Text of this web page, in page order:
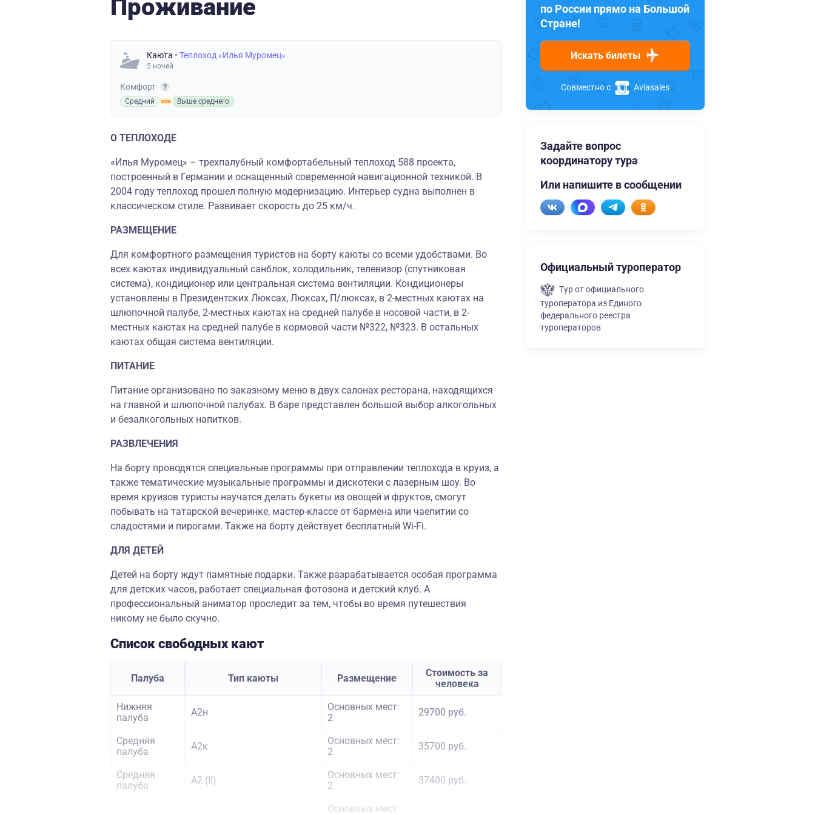
Проживание
Каюта • Теплоход «Илья Муромец»
5 ночей
Комфорт
Средний Выше среднего
О ТЕПЛОХОДЕ
«Илья Муромец» – трехпалубный комфортабельный теплоход 588 проекта,
построенный в Германии и оснащенный современной навигационной техникой. В
2004 году теплоход прошел полную модернизацию. Интерьер судна выполнен в
классическом стиле. Развивает скорость до 25 км/ч.
РАЗМЕЩЕНИЕ
Для комфортного размещения туристов на борту каюты со всеми удобствами. Во
всех каютах индивидуальный санблок, холодильник, телевизор (спутниковая
система), кондиционер или центральная система вентиляции. Кондиционеры
установлены в Президентских Люксах, Люксах, П/люксах, в 2-местных каютах на
шлюпочной палубе, 2-местных каютах на средней палубе в носовой части, в 2-
местных каютах на средней палубе в кормовой части №322, №323. В остальных
каютах общая система вентиляции.
ПИТАНИЕ
Питание организовано по заказному меню в двух салонах ресторана, находящихся
на главной и шлюпочной палубах. В баре представлен большой выбор алкогольных
и безалкогольных напитков.
РАЗВЛЕЧЕНИЯ
На борту проводятся специальные программы при отправлении теплохода в круиз, а
также тематические музыкальные программы и дискотеки с лазерным шоу. Во
время круизов туристы научатся делать букеты из овощей и фруктов, смогут
побывать на татарской вечеринке, мастер-классе от бармена или чаепитии со
сладостями и пирогами. Также на борту действует бесплатный Wi-Fi.
ДЛЯ ДЕТЕЙ
Детей на борту ждут памятные подарки. Также разрабатывается особая программа
для детских часов, работает специальная фотозона и детский клуб. А
профессиональный аниматор проследит за тем, чтобы во время путешествия
никому не было скучно.
Список свободных кают
Палуба Тип каюты Размещение
Стоимость за
человека
Нижняя
палуба
А2н
Основных мест:
2
29700 руб.
Средняя
палуба
А2к
Основных мест:
2
35700 руб.
Средняя
палуба
А2 (II)
Основных мест:
2
37400 руб.
Основных мест:
по России прямо на Большой
Стране!
Искать билеты
Совместно с Aviasales
Задайте вопрос
координатору тура
Или напишите в сообщении
Официальный туроператор
Тур от официального
туроператора из Единого
федерального реестра
туроператоров